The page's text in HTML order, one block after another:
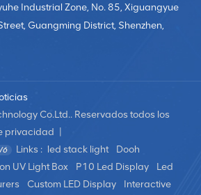
Industrial Zone, No. 85, Xiguangyue
Guangming District, Shenzhen,
Co.Ltd.. Reservados todos los
privacidad
Links : led stack light
Dooh
UV Light Box P10 Led Display
Led
Custom LED Display Interactive